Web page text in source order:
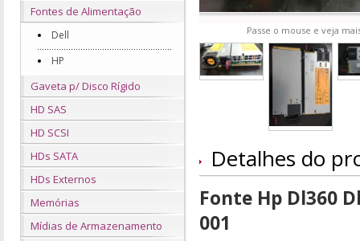
Fontes de Alimentação
Dell
HP
Gaveta p/ Disco Rígido
HD SAS
HD SCSI
HDs SATA
HDs Externos
Memórias
Mídias de Armazenamento
Passe o mouse e veja
Detalhes do
Fonte Hp Dl360
001